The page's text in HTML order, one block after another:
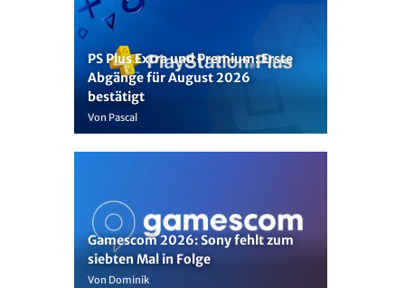
PS Plus Extra und Premium: Erste
Abgänge für August 2026
bestätigt
Von Pascal
Gamescom 2026: Sony fehlt zum
siebten Mal in Folge
Von Dominik